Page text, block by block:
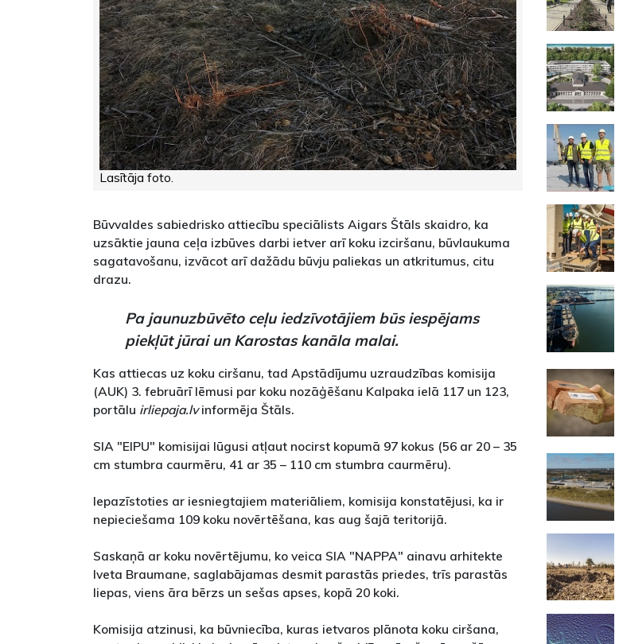
Lasītāja foto.
Būvvaldes sabiedrisko attiecību speciālists Aigars Štāls skaidro, ka
uzsāktie jauna ceļa izbūves darbi ietver arī koku izciršanu, būvlaukuma
sagatavošanu, izvācot arī dažādu būvju paliekas un atkritumus, citu
drazu.
Pa jaunuzbūvēto ceļu iedzīvotājiem būs iespējams
piekļūt jūrai un Karostas kanāla malai.
Kas attiecas uz koku ciršanu, tad Apstādījumu uzraudzības komisija
(AUK) 3. februārī lēmusi par koku nozāģēšanu Kalpaka ielā 117 un 123,
portālu irliepaja.lvinformēja Štāls.
SIA "EIPU" komisijai lūgusi atļaut nocirst kopumā 97 kokus (56 ar 20 – 35
cm stumbra caurmēru, 41 ar 35 – 110 cm stumbra caurmēru).
Iepazīstoties ar iesniegtajiem materiāliem, komisija konstatējusi, ka ir
nepieciešama 109 koku novērtēšana, kas aug šajā teritorijā.
Saskaņā ar koku novērtējumu, ko veica SIA "NAPPA" ainavu arhitekte
Iveta Braumane, saglabājamas desmit parastās priedes, trīs parastās
liepas, viens āra bērzs un sešas apses, kopā 20 koki.
Komisija atzinusi, ka būvniecība, kuras ietvaros plānota koku ciršana,